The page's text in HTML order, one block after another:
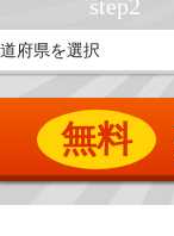
step2
無料